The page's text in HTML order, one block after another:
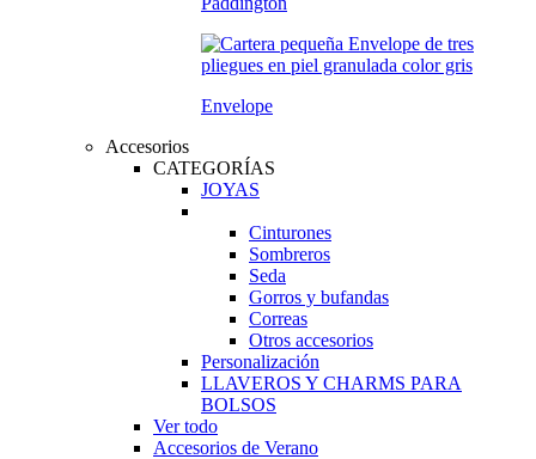
Envelope
Accesorios
CATEGORÍAS
JOYAS
Cinturones
Sombreros
Seda
Gorros y bufandas
Correas
Otros accesorios
Personalización
LLAVEROS Y CHARMS PARA
BOLSOS
Ver todo
Accesorios de Verano